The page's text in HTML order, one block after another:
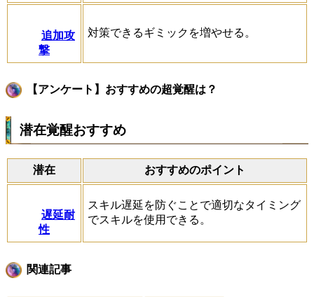
追加攻
撃
対策できるギミックを増やせる。
【アンケート】おすすめの超覚醒は？
潜在覚醒おすすめ
潜在 おすすめのポイント
遅延耐
性
スキル遅延を防ぐことで適切なタイミング
でスキルを使用できる。
関連記事